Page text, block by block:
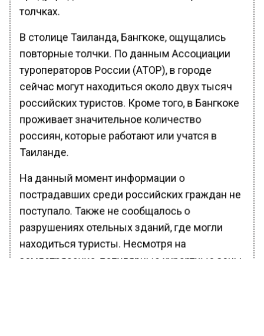
толчках.
В столице Таиланда, Бангкоке, ощущались
повторные толчки. По данным Ассоциации
туроператоров России (АТОР), в городе
сейчас могут находиться около двух тысяч
российских туристов. Кроме того, в Бангкоке
проживает значительное количество
россиян, которые работают или учатся в
Таиланде.
На данный момент информации о
пострадавших среди российских граждан не
поступало. Также не сообщалось о
разрушениях отельных зданий, где могли
находиться туристы. Несмотря на
землетрясение, популярные курортные зоны